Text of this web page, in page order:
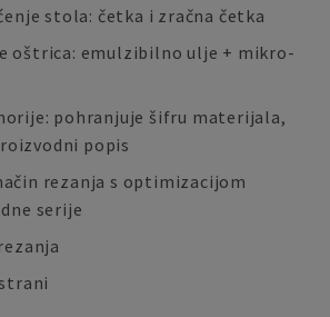
stola: četka i zračna četka
oštrica: emulzibilno ulje + mikro-
pohranjuje šifru materijala,
popis
rezanja s optimizacijom
serije